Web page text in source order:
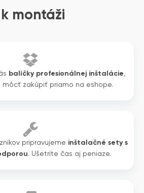
montáži
balíčky profesionálnej inštalácie
môcť zakúpiť priamo na eshope.
pripravujeme inštalačné sety s
. Ušetríte čas aj peniaze.